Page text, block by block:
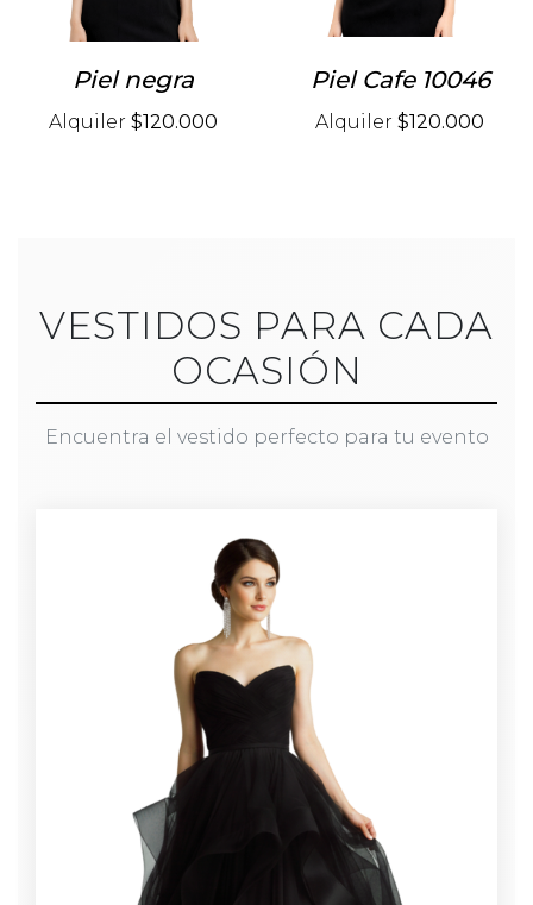
Piel negra
Alquiler $120.000
Piel Cafe 10046
Alquiler $120.000
VESTIDOS PARA CADA
OCASIÓN
Encuentra el vestido perfecto para tu evento